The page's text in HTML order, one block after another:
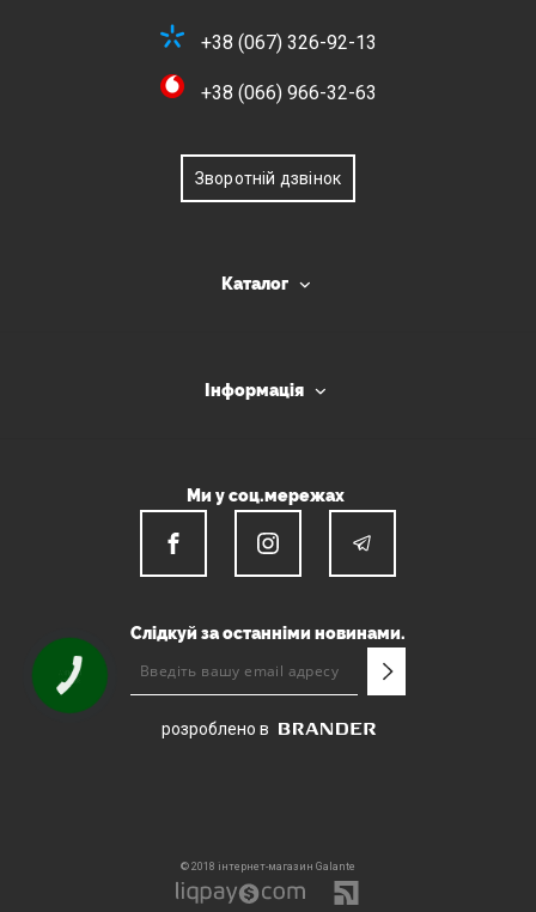
+38 (067) 326-92-13
+38 (066) 966-32-63
Зворотній дзвінок
Каталог
Інформація
Ми у соц.мережах
Слідкуй за останніми новинами.
розроблено в
© 2018 інтернет-магазин Galante
КНОПКА
ЗВ'ЯЗКУ